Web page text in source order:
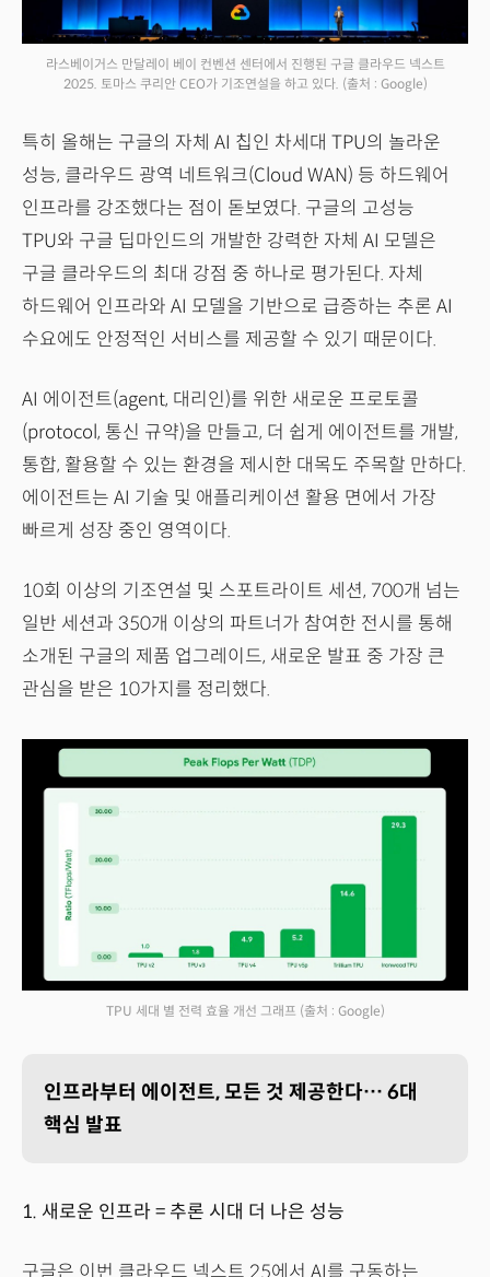
라스베이거스 만달레이 베이 컨벤션 센터에서 진행된 구글 클라우드 넥스트
2025. 토마스 쿠리안 CEO가 기조연설을 하고 있다. (출처 : Google)
특히 올해는 구글의 자체 AI 칩인 차세대 TPU의 놀라운
성능, 클라우드 광역 네트워크(Cloud WAN) 등 하드웨어
인프라를 강조했다는 점이 돋보였다. 구글의 고성능
TPU와 구글 딥마인드의 개발한 강력한 자체 AI 모델은
구글 클라우드의 최대 강점 중 하나로 평가된다. 자체
하드웨어 인프라와 AI 모델을 기반으로 급증하는 추론 AI
수요에도 안정적인 서비스를 제공할 수 있기 때문이다.
AI 에이전트(agent, 대리인)를 위한 새로운 프로토콜
(protocol, 통신 규약)을 만들고, 더 쉽게 에이전트를 개발,
통합, 활용할 수 있는 환경을 제시한 대목도 주목할 만하다.
에이전트는 AI 기술 및 애플리케이션 활용 면에서 가장
빠르게 성장 중인 영역이다.
10회 이상의 기조연설 및 스포트라이트 세션, 700개 넘는
일반 세션과 350개 이상의 파트너가 참여한 전시를 통해
소개된 구글의 제품 업그레이드, 새로운 발표 중 가장 큰
관심을 받은 10가지를 정리했다.
TPU 세대 별 전력 효율 개선 그래프 (출처 : Google)
인프라부터 에이전트, 모든 것 제공한다… 6대
핵심 발표
1. 새로운 인프라 = 추론 시대 더 나은 성능
구글은 이번 클라우드 넥스트 25에서 AI를 구동하는